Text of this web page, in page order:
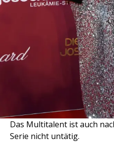
Das Multitalent ist auch
Serie nicht untätig.